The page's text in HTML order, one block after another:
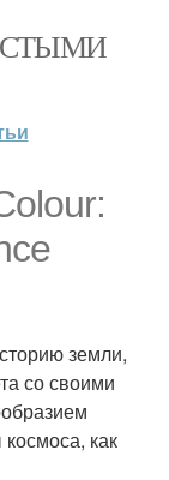
земли,
со своими
как